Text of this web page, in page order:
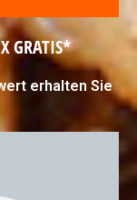
GRATIS*
erhalten Sie